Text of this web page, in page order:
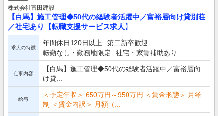
株式会社富田建設
【白馬】施工管理◆50代の経験者活躍中／富裕層向け貸別荘
／社宅あり【転職支援サービス求人】
求人の特徴
年間休日120日以上
第二新卒歓迎
転勤なし・勤務地限定
社宅・家賃補助あり
仕事内容
【白馬】施工管理◆50代の経験者活躍中／富裕層向
け貸...
給与
＜予定年収＞ 650万円～950万円 ＜賃金形態＞ 月給
制 ＜賃金内訳＞ 月額（...